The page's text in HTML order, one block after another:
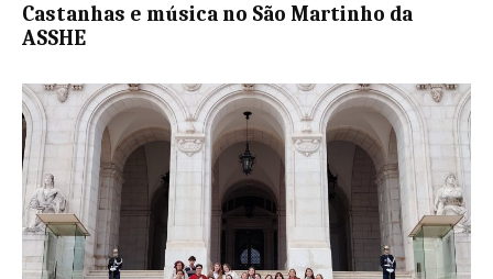
Castanhas e música no São Martinho da
ASSHE